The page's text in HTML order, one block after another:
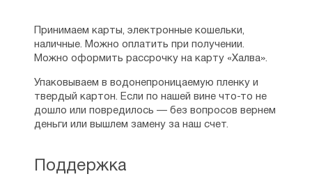
Поддержка
Принимаем карты, электронные кошельки,
наличные. Можно оплатить при получении.
Можно оформить рассрочку на карту «Халва».
Упаковываем в водонепроницаемую пленку и
твердый картон. Если по нашей вине что-то не
дошло или повредилось — без вопросов вернем
деньги или вышлем замену за наш счет.